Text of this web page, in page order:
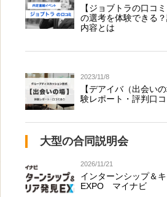
【ジョブトラの口コ
の選考を体験できる
内容とは
2023/11/8
【デアイバ（出会い
験レポート・評判口コ
大型の合同説明会
2026/11/21
インターンシップ＆
EXPO マイナビ